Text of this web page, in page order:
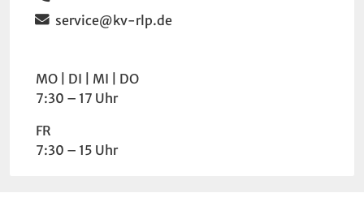
Email
service@kv-rlp.de
Wochentag Uhrzeit
MO DI MI
DO
7:30 – 17 Uhr
FR
7:30 – 15 Uhr